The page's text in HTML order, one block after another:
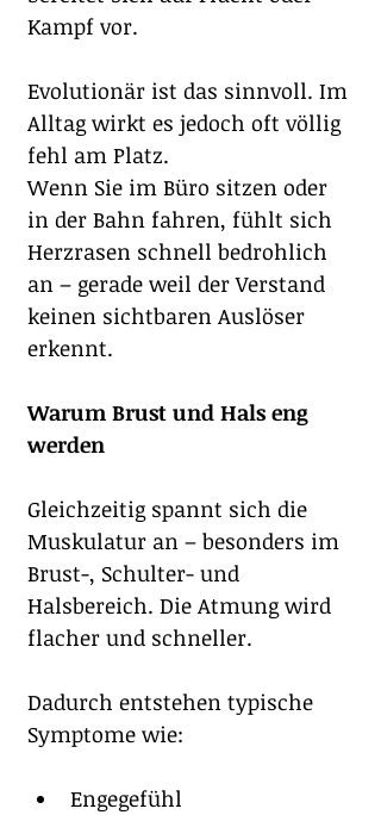
Kampf vor.
Evolutionär ist das sinnvoll. Im
Alltag wirkt es jedoch oft völlig
fehl am Platz.
Wenn Sie im Büro sitzen oder
in der Bahn fahren, fühlt sich
Herzrasen schnell bedrohlich
an – gerade weil der Verstand
keinen sichtbaren Auslöser
erkennt.
Warum Brust und Hals eng
werden
Gleichzeitig spannt sich die
Muskulatur an – besonders im
Brust-, Schulter- und
Halsbereich. Die Atmung wird
flacher und schneller.
Dadurch entstehen typische
Symptome wie:
Engegefühl